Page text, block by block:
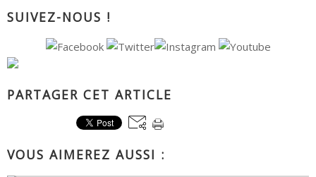
SUIVEZ-NOUS !
PARTAGER CET ARTICLE
VOUS AIMEREZ AUSSI :